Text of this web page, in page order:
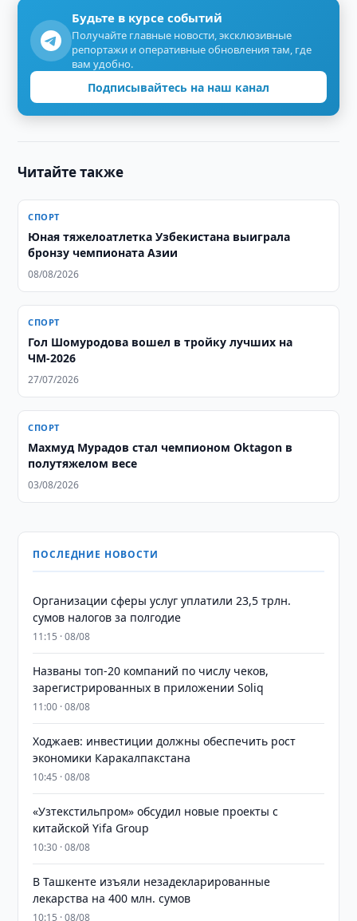
Будьте в курсе событий
Получайте главные новости, эксклюзивные
репортажи и оперативные обновления там, где
вам удобно.
Подписывайтесь на наш канал
Читайте также
СПОРТ
Юная тяжелоатлетка Узбекистана выиграла
бронзу чемпионата Азии
08/08/2026
СПОРТ
Гол Шомуродова вошел в тройку лучших на
ЧМ-2026
27/07/2026
СПОРТ
Махмуд Мурадов стал чемпионом Oktagon в
полутяжелом весе
03/08/2026
ПОСЛЕДНИЕ НОВОСТИ
Организации сферы услуг уплатили 23,5 трлн.
сумов налогов за полгодие
11:15 · 08/08
Названы топ-20 компаний по числу чеков,
зарегистрированных в приложении Soliq
11:00 · 08/08
Ходжаев: инвестиции должны обеспечить рост
экономики Каракалпакстана
10:45 · 08/08
«Узтекстильпром» обсудил новые проекты с
китайской Yifa Group
10:30 · 08/08
​​​​​​​В Ташкенте изъяли незадекларированные
лекарства на 400 млн. сумов
10:15 · 08/08